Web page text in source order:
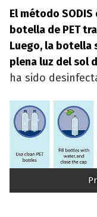
El método
botella de PET
Luego, la botella
plena luz del sol
ha sido